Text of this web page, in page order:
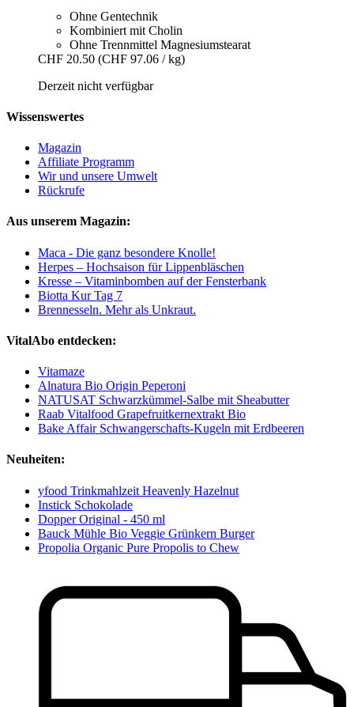
Ohne Gentechnik
Kombiniert mit Cholin
Ohne Trennmittel Magnesiumstearat
CHF 20.50 (CHF 97.06 / kg)
Derzeit nicht verfügbar
Wissenswertes
Magazin
Affiliate Programm
Wir und unsere Umwelt
Rückrufe
Aus unserem Magazin:
Maca - Die ganz besondere Knolle!
Herpes – Hochsaison für Lippenbläschen
Kresse – Vitaminbomben auf der Fensterbank
Biotta Kur Tag 7
Brennesseln. Mehr als Unkraut.
VitalAbo entdecken:
Vitamaze
Alnatura Bio Origin Peperoni
NATUSAT Schwarzkümmel-Salbe mit Sheabutter
Raab Vitalfood Grapefruitkernextrakt Bio
Bake Affair Schwangerschafts-Kugeln mit Erdbeeren
Neuheiten:
yfood Trinkmahlzeit Heavenly Hazelnut
Instick Schokolade
Dopper Original - 450 ml
Bauck Mühle Bio Veggie Grünkern Burger
Propolia Organic Pure Propolis to Chew